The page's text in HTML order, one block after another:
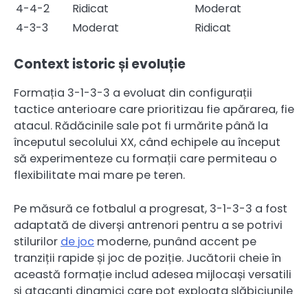
4-4-2
Ridicat
Moderat
4-3-3
Moderat Ridicat
Context istoric și evoluție
Formația 3-1-3-3 a evoluat din configurații
tactice anterioare care prioritizau fie apărarea, fie
atacul. Rădăcinile sale pot fi urmărite până la
începutul secolului XX, când echipele au început
să experimenteze cu formații care permiteau o
flexibilitate mai mare pe teren.
Pe măsură ce fotbalul a progresat, 3-1-3-3 a fost
adaptată de diverși antrenori pentru a se potrivi
stilurilor de joc moderne, punând accent pe
tranziții rapide și joc de poziție. Jucătorii cheie în
această formație includ adesea mijlocași versatili
și atacanți dinamici care pot exploata slăbiciunile